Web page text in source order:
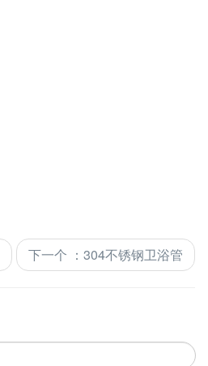
下一个 ： 304不锈钢卫浴管